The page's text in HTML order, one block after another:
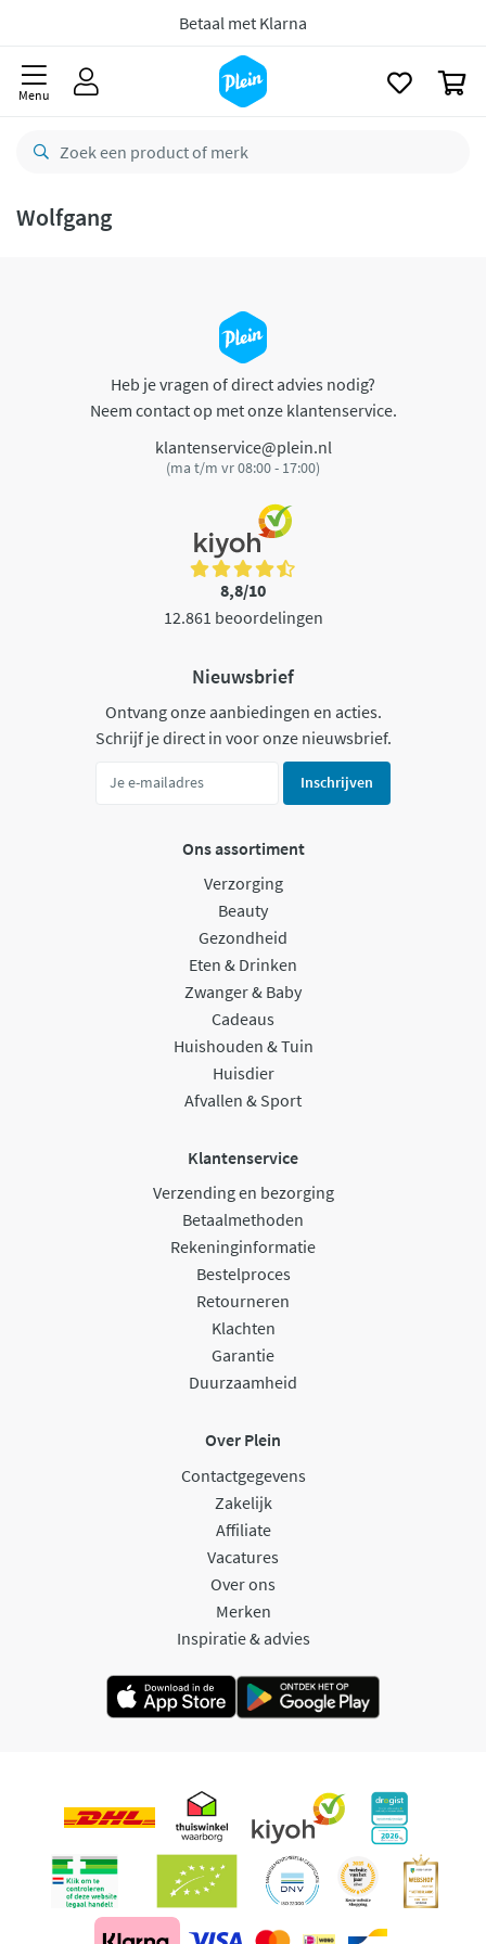
Betaal met Klarna
Menu
Wolfgang
Heb je vragen of direct advies nodig?
Neem contact op met onze klantenservice.
klantenservice@plein.nl
(ma t/m vr 08:00 - 17:00)
8,8/10
12.861 beoordelingen
Nieuwsbrief
Ontvang onze aanbiedingen en acties.
Schrijf je direct in voor onze nieuwsbrief.
Inschrijven
Ons assortiment
Verzorging
Beauty
Gezondheid
Eten & Drinken
Zwanger & Baby
Cadeaus
Huishouden & Tuin
Huisdier
Afvallen & Sport
Klantenservice
Verzending en bezorging
Betaalmethoden
Rekeninginformatie
Bestelproces
Retourneren
Klachten
Garantie
Duurzaamheid
Over Plein
Contactgegevens
Zakelijk
Affiliate
Vacatures
Over ons
Merken
Inspiratie & advies